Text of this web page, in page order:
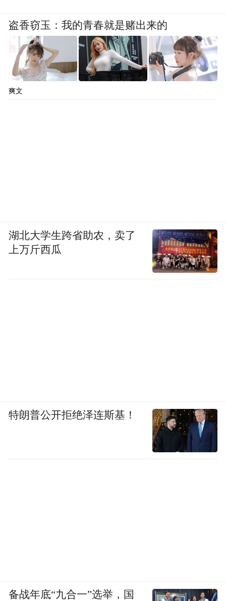
盗香窃玉：我的青春就是赌出来的
爽文
湖北大学生跨省助农，卖了
上万斤西瓜
特朗普公开拒绝泽连斯基！
备战年底“九合一”选举，国